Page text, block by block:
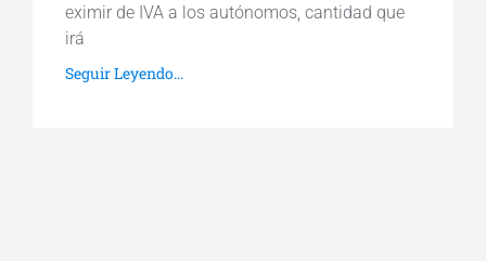
eximir de IVA a los autónomos, cantidad que
irá
Seguir Leyendo...